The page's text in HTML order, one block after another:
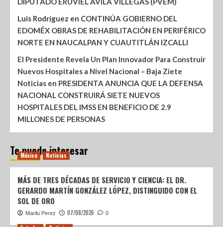
Luis Rodríguez en CONTINÚA GOBIERNO DEL
EDOMÉX OBRAS DE REHABILITACIÓN EN PERIFÉRICO
NORTE EN NAUCALPAN Y CUAUTITLÁN IZCALLI
El Presidente Revela Un Plan Innovador Para Construir
Nuevos Hospitales a Nivel Nacional – Baja Ziete
Noticias en PRESIDENTA ANUNCIA QUE LA DEFENSA
NACIONAL CONSTRUIRÁ SIETE NUEVOS
HOSPITALES DEL IMSS EN BENEFICIO DE 2.9
MILLONES DE PERSONAS
Te puede interesar
México Noticias
MÁS DE TRES DÉCADAS DE SERVICIO Y CIENCIA: EL DR.
GERARDO MARTÍN GONZÁLEZ LÓPEZ, DISTINGUIDO CON EL
SOL DE ORO
Marilu Perez 07/08/2026 0